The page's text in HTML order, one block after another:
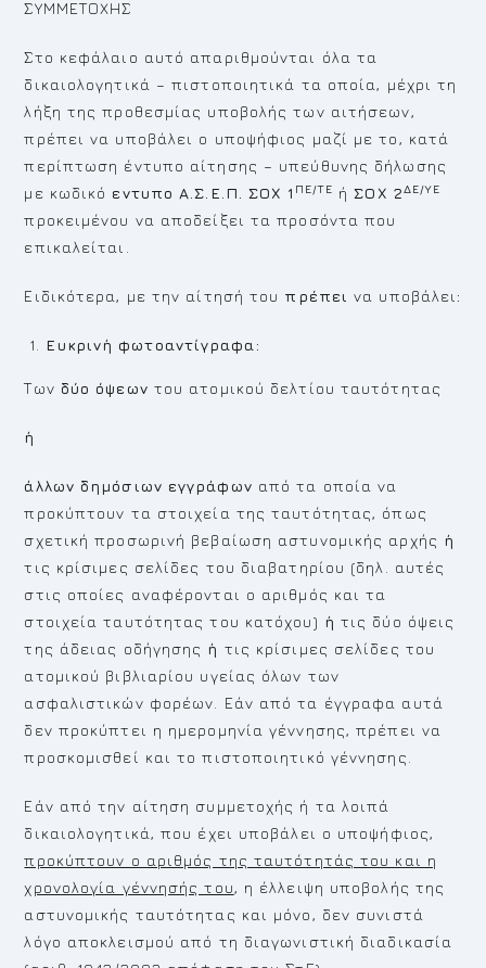
ΣΥΜΜΕΤΟΧΗΣ
Στο κεφάλαιο αυτό απαριθμούνται όλα τα
δικαιολογητικά – πιστοποιητικά τα οποία, μέχρι τη
λήξη της προθεσμίας υποβολής των αιτήσεων,
πρέπει να υποβάλει ο υποψήφιος μαζί με το, κατά
περίπτωση έντυπο αίτησης – υπεύθυνης δήλωσης
με κωδικό εντυπο Α.Σ.Ε.Π. ΣΟΧ 1 ΠΕ/ΤΕ ήΣΟΧ 2ΔΕ/ΥΕ
προκειμένου να αποδείξει τα προσόντα που
επικαλείται.
Ειδικότερα, με την αίτησή του πρέπεινα υποβάλει :
Ευκρινή φωτοαντίγραφα:
Των δύο όψεων του ατομικού δελτίου ταυτότητας
ή
άλλων δημόσιων εγγράφων από τα οποία να
προκύπτουν τα στοιχεία της ταυτότητας, όπως
σχετική προσωρινή βεβαίωση αστυνομικής αρχής ή
τις κρίσιμες σελίδες του διαβατηρίου (δηλ. αυτές
στις οποίες αναφέρονται ο αριθμός και τα
στοιχεία ταυτότητας του κατόχου) ή τις δύο όψεις
της άδειας οδήγησης ή τις κρίσιμες σελίδες του
ατομικού βιβλιαρίου υγείας όλων των
ασφαλιστικών φορέων. Εάν από τα έγγραφα αυτά
δεν προκύπτει η ημερομηνία γέννησης, πρέπει να
προσκομισθεί και το πιστοποιητικό γέννησης.
Εάν από την αίτηση συμμετοχής ή τα λοιπά
δικαιολογητικά, που έχει υποβάλει ο υποψήφιος,
προκύπτουν ο αριθμός της ταυτότητάς του και η
χρονολογία γέννησής του, η έλλειψη υποβολής της
αστυνομικής ταυτότητας και μόνο, δεν συνιστά
λόγο αποκλεισμού από τη διαγωνιστική διαδικασία